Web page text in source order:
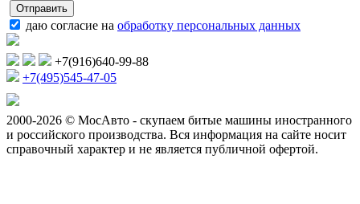
даю согласие на обработку персональных данных
+7(916)640-99-88
+7(495)545-47-05
2000-2026 © МосАвто - скупаем битые машины иностранного
и российского производства. Вся информация на сайте носит
справочный характер и не является публичной офертой.